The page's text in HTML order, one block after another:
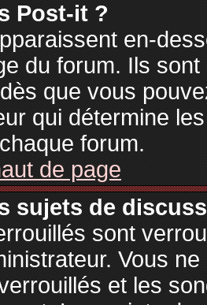
Post-it ?
en-
du forum. Ils
que vous
qui détermine
forum.
de page
sujets de
sont
Vous
et les